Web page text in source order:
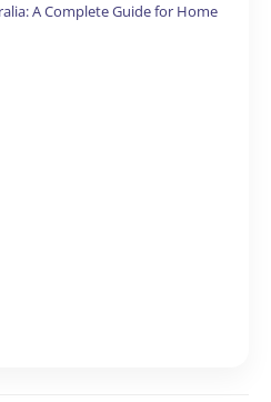
A Complete Guide for Home